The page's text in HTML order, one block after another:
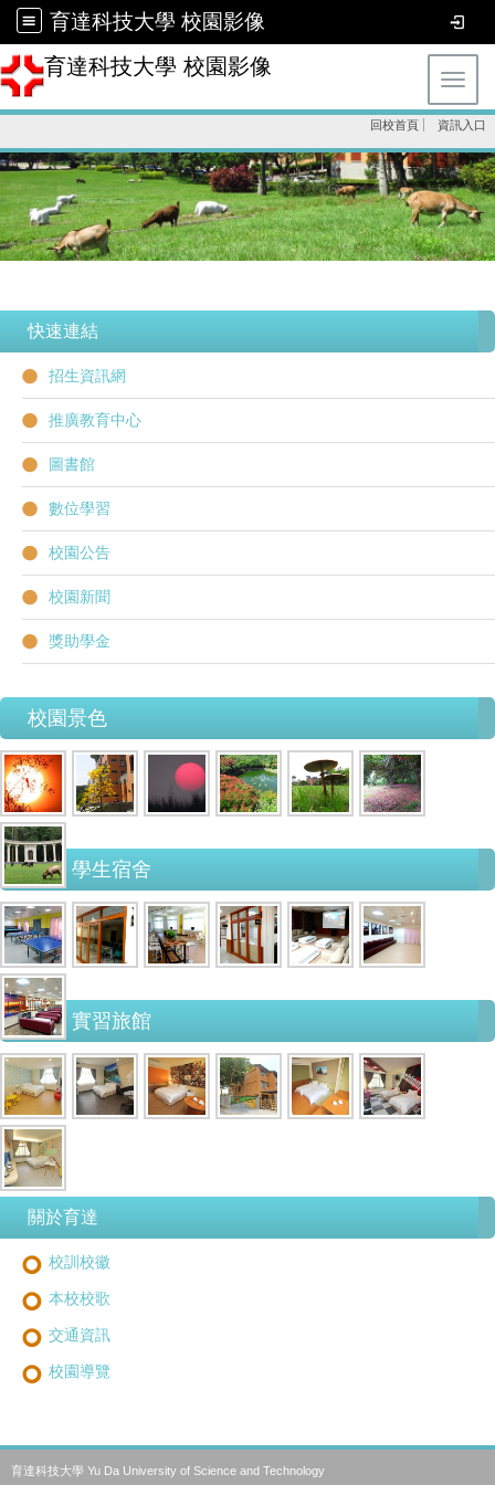
育達科技大學 校園影像
育達科技大學 校園影像
回校首頁 資訊入口
快速連結
招生資訊網
推廣教育中心
圖書館
數位學習
校園公告
校園新聞
獎助學金
校園景色
學生宿舍
實習旅館
關於育達
校訓校徽
本校校歌
交通資訊
校園導覽
育達科技大學 Yu Da University of Science and Technology